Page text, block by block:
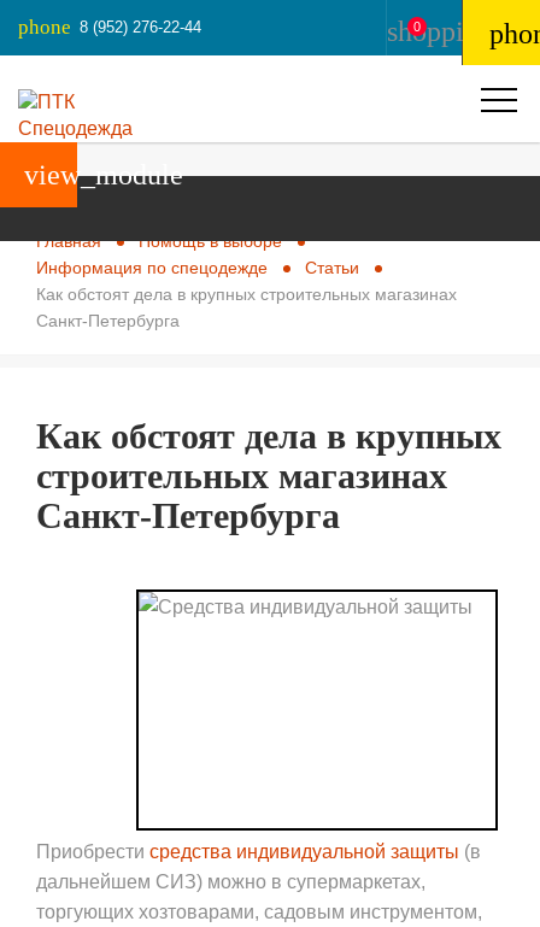
phone 8 (952) 276-22-44 0
Главная
Помощь в выборе
Информация по спецодежде
Статьи
Как обстоят дела в крупных строительных магазинах
Санкт-Петербурга
view_module
Как обстоят дела в крупных
строительных магазинах
Санкт-Петербурга
Приобрести средства индивидуальной защиты (в
дальнейшем СИЗ) можно в супермаркетах,
торгующих хозтоварами, садовым инструментом,